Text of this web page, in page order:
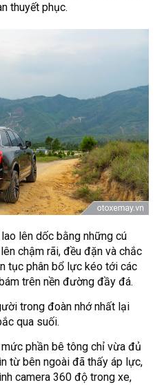
thuyết phục.
lên dốc bằng những cú
chậm rãi, đều đặn và chắc
tục phân bổ lực kéo tới các
trên nền đường đầy đá.
trong đoàn nhớ nhất lại
qua suối.
phần bê tông chỉ vừa đủ
từ bên ngoài đã thấy áp lực,
camera 360 độ trong xe,